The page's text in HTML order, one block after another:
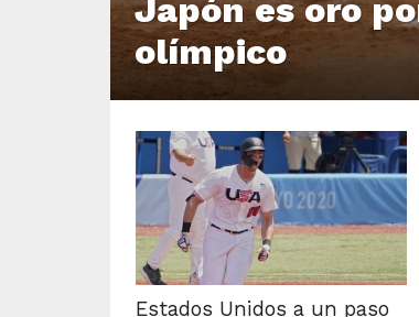
Japón es oro
olímpico
Estados Unidos a un paso